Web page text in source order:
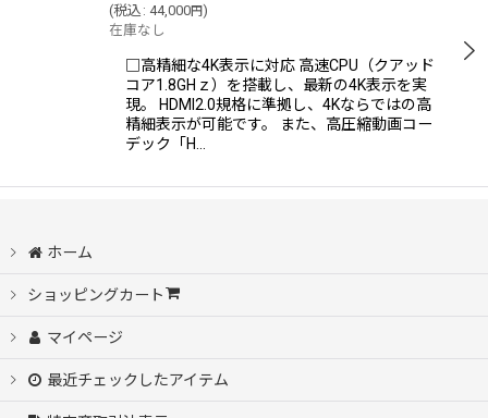
(税込 : 44,000円)
在庫なし
□高精細な4K表示に対応 高速CPU（クアッド
コア1.8GHｚ）を搭載し、最新の4K表示を実
現。 HDMI2.0規格に準拠し、4Kならではの高
精細表示が可能です。 また、高圧縮動画コー
デック「H…
ホーム
ショッピングカート
マイページ
最近チェックしたアイテム